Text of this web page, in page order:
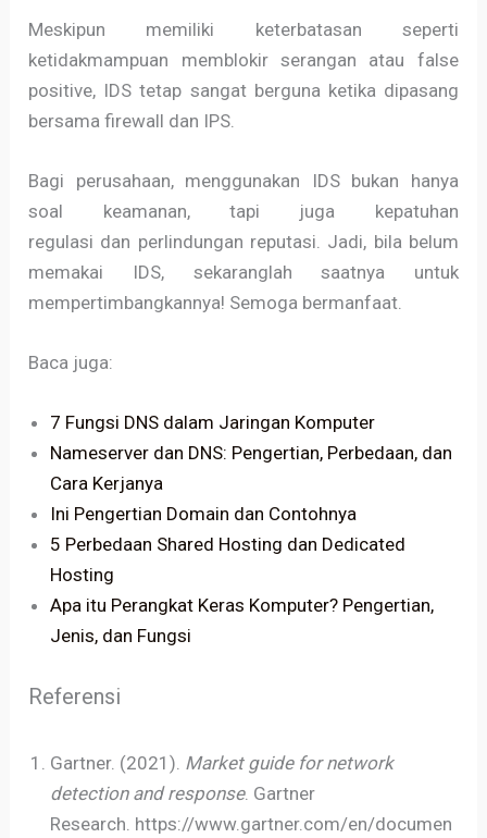
Meskipun memiliki keterbatasan seperti
ketidakmampuan memblokir serangan atau false
positive, IDS tetap sangat berguna ketika dipasang
bersama firewall dan IPS.
Bagi perusahaan, menggunakan IDS bukan hanya
soal keamanan, tapi juga kepatuhan
regulasi dan perlindungan reputasi. Jadi, bila belum
memakai IDS, sekaranglah saatnya untuk
mempertimbangkannya! Semoga bermanfaat.
Baca juga:
7 Fungsi DNS dalam Jaringan Komputer
Nameserver dan DNS: Pengertian, Perbedaan, dan
Cara Kerjanya
Ini Pengertian Domain dan Contohnya
5 Perbedaan Shared Hosting dan Dedicated
Hosting
Apa itu Perangkat Keras Komputer? Pengertian,
Jenis, dan Fungsi
Referensi
Gartner. (2021). Market guide for network
detection and response. Gartner
Research. https://www.gartner.com/en/documen